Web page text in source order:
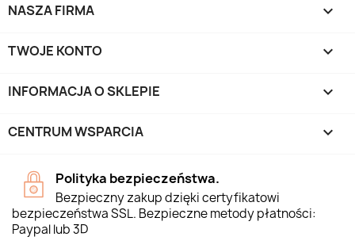
NASZA FIRMA 
TWOJE KONTO 
INFORMACJA O SKLEPIE keyboard_arrow_down
CENTRUM WSPARCIA 
Polityka bezpieczeństwa.
Bezpieczny zakup dzięki certyfikatowi
bezpieczeństwa SSL. Bezpieczne metody płatności:
Paypal lub 3D